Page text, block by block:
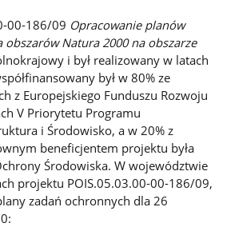
00-186/09 Opracowanie planów
Natura 2000 na obszarze
i był realizowany w latach
był w 80% ze
z Europejskiego Funduszu Rozwoju
V Priorytetu Programu
i Środowisko, a w 20% z
beneficjentem projektu była
Środowiska. W województwie
projektu POIS.05.03.00-00-186/09,
zadań ochronnych dla 26